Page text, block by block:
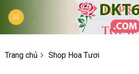
Trang chủ Shop Hoa Tươi